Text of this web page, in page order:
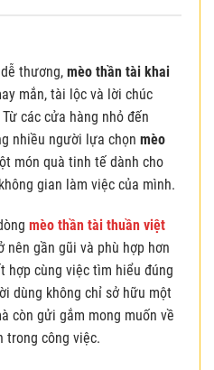
thương, mèo thần tài khai
mắn, tài lộc và lời chúc
các cửa hàng nhỏ đến
nhiều người lựa chọn mèo
món quà tinh tế dành cho
gian làm việc của mình.
mèo thần tài thuần việt
nên gần gũi và phù hợp hơn
hợp cùng việc tìm hiểu đúng
dùng không chỉ sở hữu một
còn gửi gắm mong muốn về
trong công việc.